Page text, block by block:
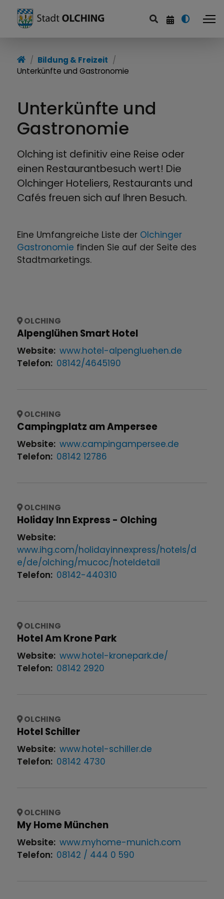
Politik & Service
Bildung & Freizeit
Stadtentwicklung
Bildung & Freizeit
Unterkünfte und Gastronomie
Unterkünfte und
Gastronomie
Olching ist definitiv eine Reise oder
einen Restaurantbesuch wert! Die
Olchinger Hoteliers, Restaurants und
Cafés freuen sich auf Ihren Besuch.
Eine Umfangreiche Liste der Olchinger
Gastronomie finden Sie auf der Seite des
Stadtmarketings.
OLCHING
Alpenglühen Smart Hotel
Website: www.hotel-alpengluehen.de
Telefon: 08142/4645190
OLCHING
Campingplatz am Ampersee
Website: www.campingampersee.de
Telefon: 08142 12786
OLCHING
Holiday Inn Express - Olching
Website:
www.ihg.com/holidayinnexpress/hotels/d
e/de/olching/mucoc/hoteldetail
Telefon: 08142-440310
OLCHING
Hotel Am Krone Park
Website: www.hotel-kronepark.de/
Telefon: 08142 2920
OLCHING
Hotel Schiller
Website: www.hotel-schiller.de
Telefon: 08142 4730
OLCHING
My Home München
Website: www.myhome-munich.com
Telefon: 08142 / 444 0 590